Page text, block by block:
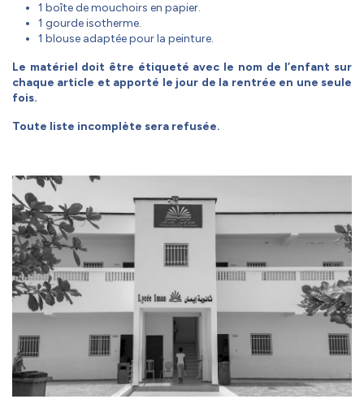
1 boîte de mouchoirs en papier.
1 gourde isotherme.
1 blouse adaptée pour la peinture.
Le matériel doit être étiqueté avec le nom de l’enfant sur
chaque article et apporté le jour de la rentrée en une seule
fois.
Toute liste incomplète sera refusée.